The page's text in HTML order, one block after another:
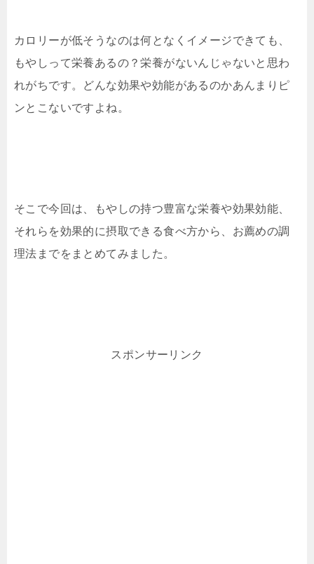
カロリーが低そうなのは何となくイメージできても、
もやしって栄養あるの？栄養がないんじゃないと思わ
れがちです。どんな効果や効能があるのかあんまりピ
ンとこないですよね。
そこで今回は、もやしの持つ豊富な栄養や効果効能、
それらを効果的に摂取できる食べ方から、お薦めの調
理法までをまとめてみました。
スポンサーリンク